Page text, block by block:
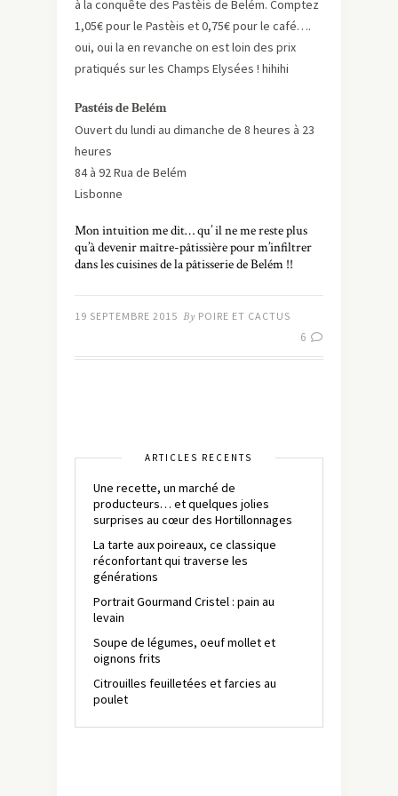
à la conquête des Pastèis de Belém. Comptez
1,05€ pour le Pastèis et 0,75€ pour le café….
oui, oui la en revanche on est loin des prix
pratiqués sur les Champs Elysées ! hihihi
Pastéis de Belém
Ouvert du lundi au dimanche de 8 heures à 23
heures
84 à 92 Rua de Belém
Lisbonne
Mon intuition me dit… qu’ il ne me reste plus
qu’à devenir maître-pâtissière pour m’infiltrer
dans les cuisines de la pâtisserie de Belém !!
19 SEPTEMBRE 2015 By POIRE ET CACTUS
6
ARTICLES RÉCENTS
Une recette, un marché de
producteurs… et quelques jolies
surprises au cœur des Hortillonnages
La tarte aux poireaux, ce classique
réconfortant qui traverse les
générations
Portrait Gourmand Cristel : pain au
levain
Soupe de légumes, oeuf mollet et
oignons frits
Citrouilles feuilletées et farcies au
poulet